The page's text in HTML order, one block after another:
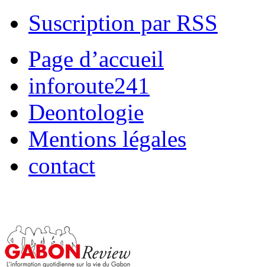
Suscription par RSS
Page d’accueil
inforoute241
Deontologie
Mentions légales
contact